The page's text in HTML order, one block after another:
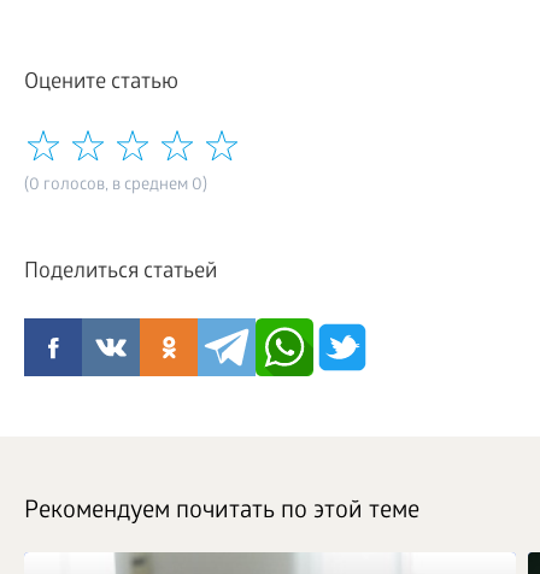
Оцените статью
(0 голосов, в среднем 0)
Поделиться статьей
Рекомендуем почитать по этой теме